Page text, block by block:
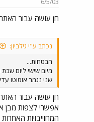
חן עושה עבור האתר
נכתב ע"י גילביון:
הבטחות...
מיום שישי ליום שבת
שני נגמר אוטוטו
חן עושה עבור האתר
אפשרי לצפות מבן
המחוייבויות